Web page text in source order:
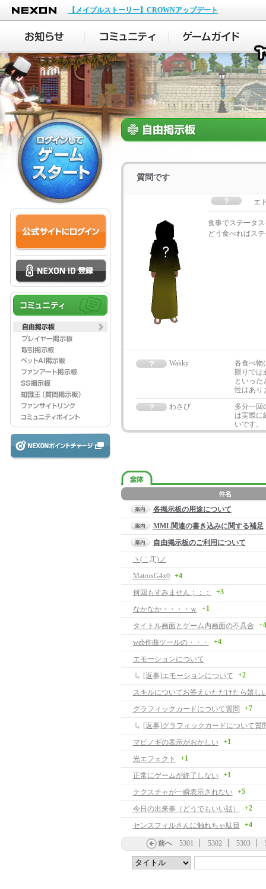
NEXON
【メイプルストーリー】CROWNアップデート
質問です
エ
食事でステータ
どう食べればス
Wakky
各食べ物
限りでは
といった
性はあり
わさび
多分一回
は実際に
いです。
各掲示板の用途について
MML関連の書き込みに関する補足
自由掲示板のご利用について
ヽ(｀Д´)ノ
MatroxG4x0
+4
何回もすみません；：；
+3
なかなか・・・・ｗ +1
タイトル画面とゲーム内画面の不具合 +4
web作曲ツールの・・・ +4
エモーションについて
[返事]エモーションについて
+2
スキルについてお答えいただけたら嬉し
グラフィックカードについて質問
+7
[返事]グラフィックカードについて質
マビノギの表示がおかしい
+1
光エフェクト +1
正常にゲームが終了しない +1
テクスチャが一瞬表示されない +5
今日の出来事（どうでもいい話） +2
センスフィルさんに触れちゃ駄目 +4
前へ 5301 5302 5303